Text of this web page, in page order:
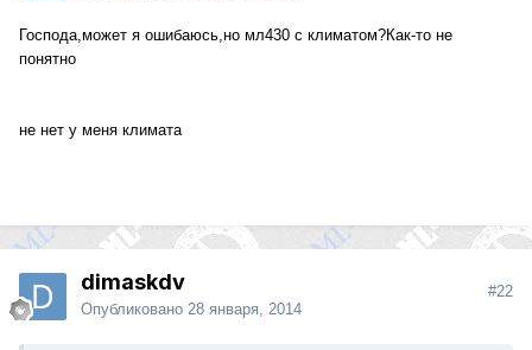
Господа,может я ошибаюсь,но мл430 с климатом?Как-то не
понятно
не нет у меня климата
dimaskdv
Опубликовано 28 января, 2014
#22